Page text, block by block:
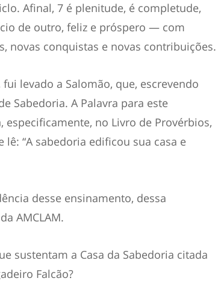
Afinal, 7 é plenitude, é completude,
de outro, feliz e próspero — com
novas conquistas e novas contribuições.
levado a Salomão, que, escrevendo
Sabedoria. A Palavra para este
especificamente, no Livro de Provérbios,
“A sabedoria edificou sua casa e
desse ensinamento, dessa
AMCLAM.
sustentam a Casa da Sabedoria citada
Falcão?